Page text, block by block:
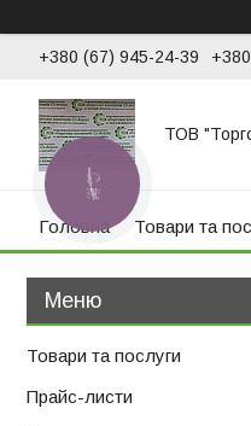
+380 (67) 945-24-39
ТОВ
Головна Товари та
Товари та послуги
Прайс-листи
КНОПКА
ЗВ'ЯЗКУ